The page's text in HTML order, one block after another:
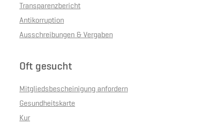
Transparenzbericht
Antikorruption
Ausschreibungen & Vergaben
Oft gesucht
Mitgliedsbescheinigung anfordern
Gesundheitskarte
Kur